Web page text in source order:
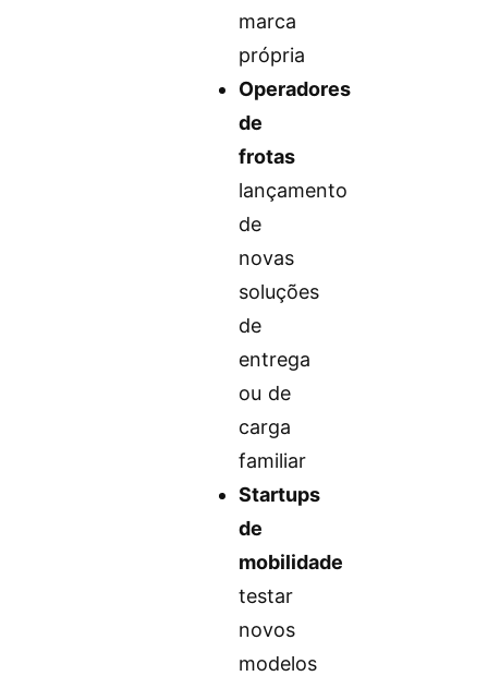
marca
própria
Operadores
de
frotas
lançamento
de
novas
soluções
de
entrega
ou de
carga
familiar
Startups
de
mobilidade
testar
novos
modelos